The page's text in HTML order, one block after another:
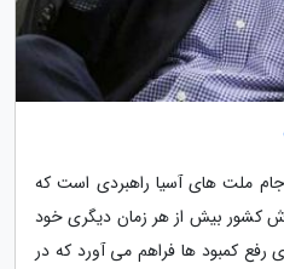
جام ملت های آسیا راهبردی است که
کشور بیش از هر زمان دیگری خود
رفع کمبود ها فراهم می آورد که در